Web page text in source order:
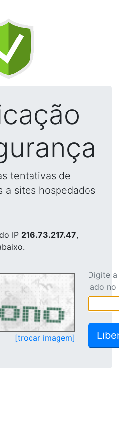
tentativas de
a sites hospedados
do IP 216.73.217.47,
[trocar imagem]
Digite
lado no